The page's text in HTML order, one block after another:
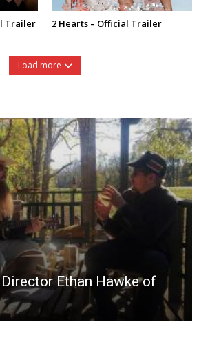
Trailer
2 Hearts – Official Trailer
Load more
Ethan Hawke of